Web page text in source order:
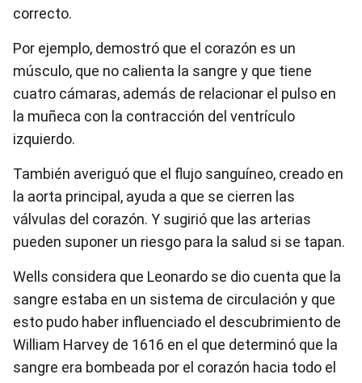
correcto.
Por ejemplo, demostró que el corazón es un
músculo, que no calienta la sangre y que tiene
cuatro cámaras, además de relacionar el pulso en
la muñeca con la contracción del ventrículo
izquierdo.
También averiguó que el flujo sanguíneo, creado en
la aorta principal, ayuda a que se cierren las
válvulas del corazón. Y sugirió que las arterias
pueden suponer un riesgo para la salud si se tapan.
Wells considera que Leonardo se dio cuenta que la
sangre estaba en un sistema de circulación y que
esto pudo haber influenciado el descubrimiento de
William Harvey de 1616 en el que determinó que la
sangre era bombeada por el corazón hacia todo el